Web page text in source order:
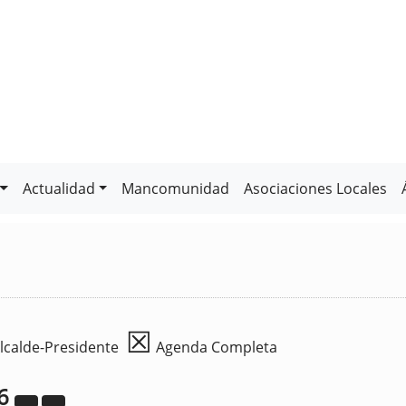
Actualidad Mancomunidad Asociaciones Locales
Presidente ☒ Agenda Completa